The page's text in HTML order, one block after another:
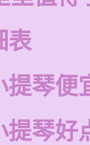
表
提琴便
提琴好